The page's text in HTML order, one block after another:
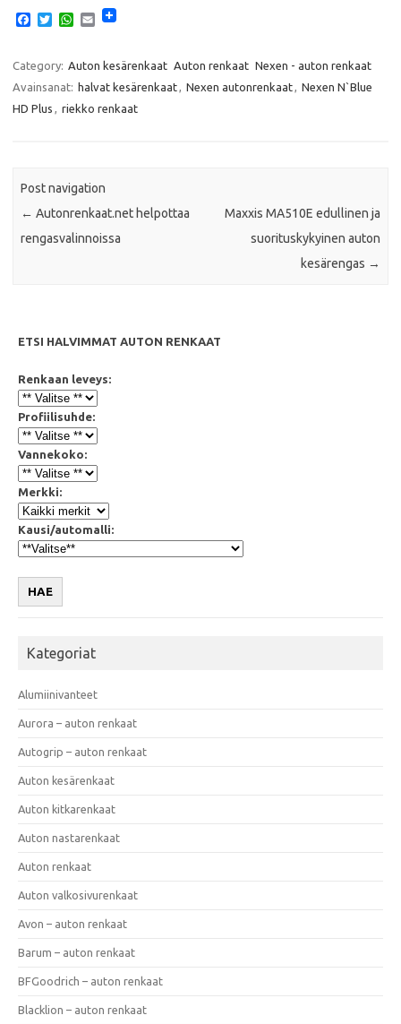
e
b
o
o
T
t
t
e
W
t
A
p
E
i
Category: Auton kesärenkaat Auton renkaat Nexen - auton renkaat
Avainsanat: halvat kesärenkaat Nexen autonrenkaat
Nexen N`Blue
HD Plus
riekko renkaat
Post navigation
← Autonrenkaat.net helpottaa
rengasvalinnoissa
Maxxis MA510E edullinen ja
suorituskykyinen auton
kesärengas →
ETSI HALVIMMAT AUTON RENKAAT
Renkaan leveys:
Profiilisuhde:
Vannekoko:
Merkki:
Kausi/automalli:
HAE
Kategoriat
Alumiinivanteet
Aurora – auton renkaat
Autogrip – auton renkaat
Auton kesärenkaat
Auton kitkarenkaat
Auton nastarenkaat
Auton renkaat
Auton valkosivurenkaat
Avon – auton renkaat
Barum – auton renkaat
BFGoodrich – auton renkaat
Blacklion – auton renkaat